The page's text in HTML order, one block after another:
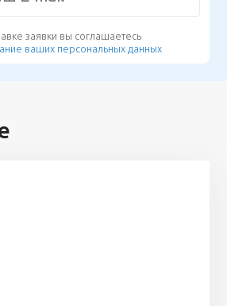
заявки вы соглашаетесь
ваших персональных данных